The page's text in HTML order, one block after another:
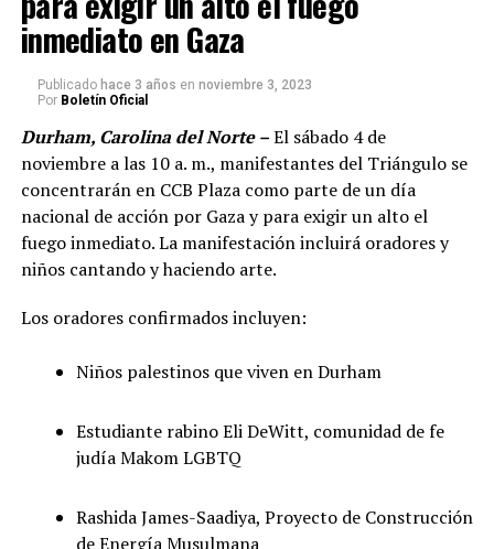
inmediato en Gaza
Publicado hace 3 años en noviembre 3, 2023
Por Boletín Oficial
Durham, Carolina del Norte –El sábado 4 de
noviembre a las 10 a. m., manifestantes del Triángulo se
concentrarán en CCB Plaza como parte de un día
nacional de acción por Gaza y para exigir un alto el
fuego inmediato. La manifestación incluirá oradores y
niños cantando y haciendo arte.
Los oradores confirmados incluyen:
Niños palestinos que viven en Durham
Estudiante rabino Eli DeWitt, comunidad de fe
judía Makom LGBTQ
Rashida James-Saadiya, Proyecto de Construcción
de Energía Musulmana